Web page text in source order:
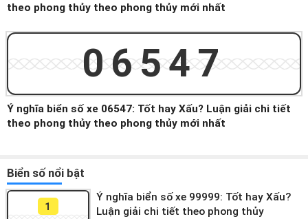
theo phong thủy theo phong thủy mới nhất
06547
Ý nghĩa biển số xe 06547: Tốt hay Xấu? Luận giải chi tiết
theo phong thủy theo phong thủy mới nhất
Biển số nổi bật
1
Ý nghĩa biển số xe 99999: Tốt hay Xấu?
Luận giải chi tiết theo phong thủy